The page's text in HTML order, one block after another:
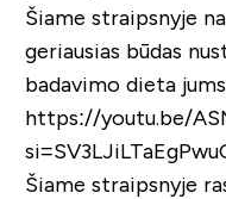
Šiame straipsnyje
geriausias būdas
badavimo dieta
https://youtu.be/
Šiame straipsnyje